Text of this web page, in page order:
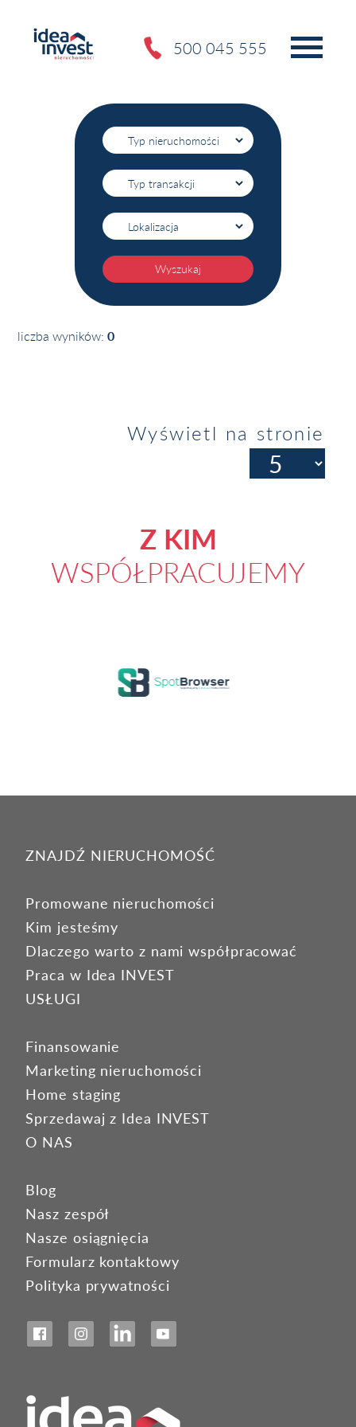
500 045 555
Wyszukaj
liczba wyników:0
Wyświetl na stronie
Z KIM
WSPÓŁPRACUJEMY
ZNAJDŹ NIERUCHOMOŚĆ
Promowane nieruchomości
Kim jesteśmy
Dlaczego warto z nami współpracować
Praca w Idea INVEST
USŁUGI
Finansowanie
Marketing nieruchomości
Home staging
Sprzedawaj z Idea INVEST
O NAS
Blog
Nasz zespół
Nasze osiągnięcia
Formularz kontaktowy
Polityka prywatności